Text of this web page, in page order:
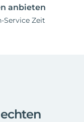
anbieten
Service Zeit